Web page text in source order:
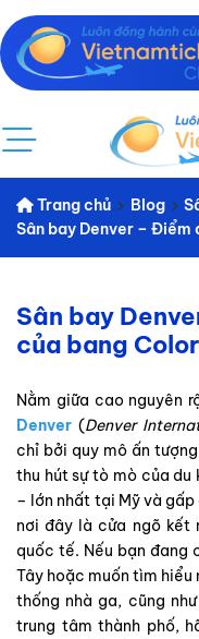
Trang chủ Blog
Sân bay Denver – Điểm
Sân bay
của bang
Nằm giữa cao nguyên
Denver (Denver
chỉ bởi quy mô ấn
thu hút sự tò mò của du
– lớn nhất tại Mỹ và gấp
nơi đây là cửa ngõ kết
quốc tế. Nếu bạn đang
Tây hoặc muốn tìm hiểu
thống nhà ga, cũng
trung tâm thành phố,